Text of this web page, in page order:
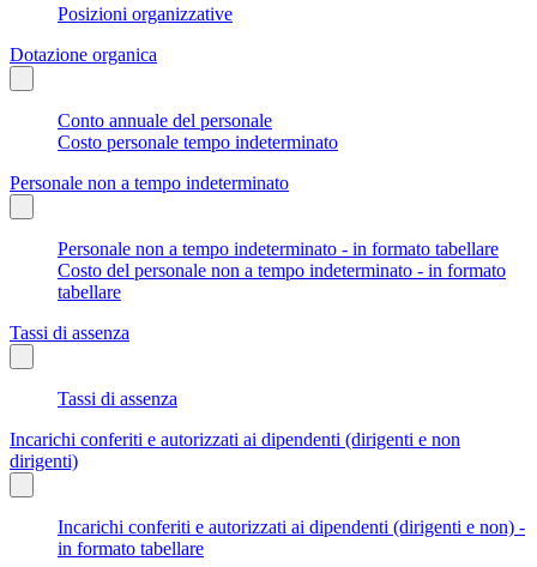
Posizioni organizzative
Dotazione organica
Conto annuale del personale
Costo personale tempo indeterminato
Personale non a tempo indeterminato
Personale non a tempo indeterminato - in formato tabellare
Costo del personale non a tempo indeterminato - in formato
tabellare
Tassi di assenza
Tassi di assenza
Incarichi conferiti e autorizzati ai dipendenti (dirigenti e non
dirigenti)
Incarichi conferiti e autorizzati ai dipendenti (dirigenti e non) -
in formato tabellare